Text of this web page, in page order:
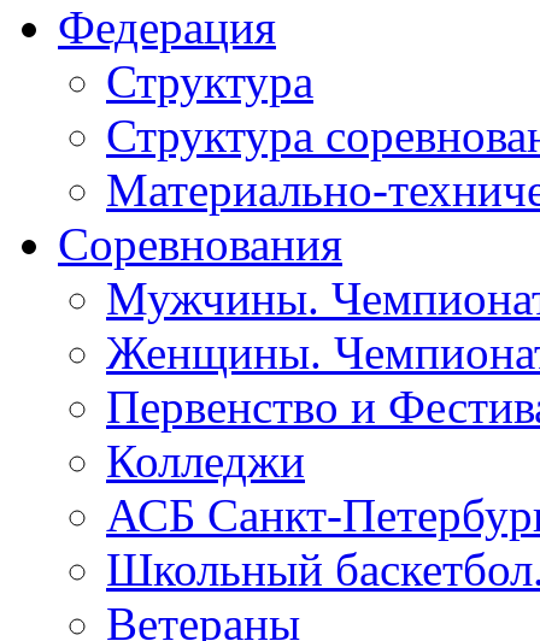
Федерация
Структура
Структура
Материально-
Соревнования
Мужчины.
Женщины.
Первенство и
Колледжи
АСБ Санкт-
Школьный
Ветераны